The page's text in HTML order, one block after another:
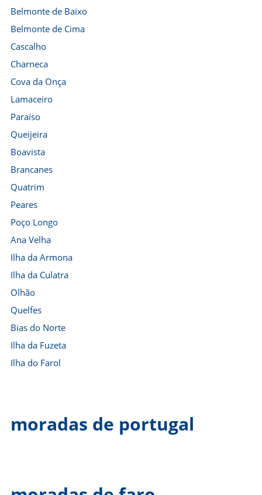
Belmonte de Baixo
Belmonte de Cima
Cascalho
Charneca
Cova da Onça
Lamaceiro
Paraíso
Queijeira
Boavista
Brancanes
Quatrim
Peares
Poço Longo
Ana Velha
Ilha da Armona
Ilha da Culatra
Olhão
Quelfes
Bias do Norte
Ilha da Fuzeta
Ilha do Farol
moradas de portugal